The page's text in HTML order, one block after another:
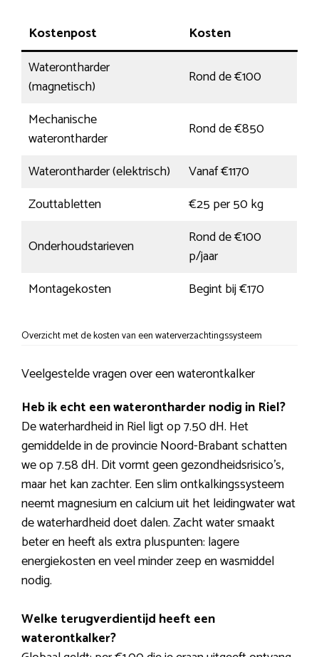
Kostenpost
Kosten
Waterontharder
(magnetisch)
Rond de €100
Mechanische
waterontharder
Rond de €850
Waterontharder (elektrisch)
Vanaf €1170
Zouttabletten
€25 per 50 kg
Onderhoudstarieven
Rond de €100
p/jaar
Montagekosten
Begint bij €170
Overzicht met de kosten van een waterverzachtingssysteem
Veelgestelde vragen over een waterontkalker
Heb ik echt een waterontharder nodig in Riel?
De waterhardheid in Riel ligt op 7.50 dH. Het
gemiddelde in de provincie Noord-Brabant schatten
we op 7.58 dH. Dit vormt geen gezondheidsrisico’s,
maar het kan zachter. Een slim ontkalkingssysteem
neemt magnesium en calcium uit het leidingwater wat
de waterhardheid doet dalen. Zacht water smaakt
beter en heeft als extra pluspunten: lagere
energiekosten en veel minder zeep en wasmiddel
nodig.
Welke terugverdientijd heeft een
waterontkalker?